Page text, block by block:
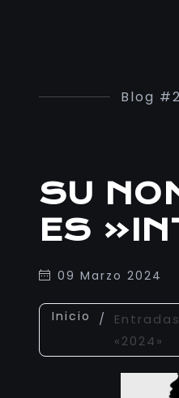
Blog #2
SU
ES
09 Marzo 2024
Inicio /
«2024»